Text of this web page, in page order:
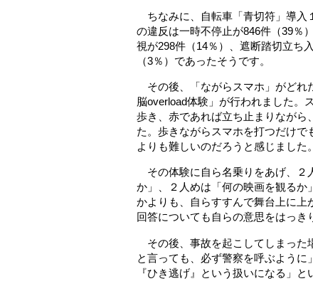
ちなみに、自転車「青切符」導入
の違反は一時不停止が846件（39％
視が298件（14％）、遮断踏切立ち
（3％）であったそうです。
その後、「ながらスマホ」がどれ
脳overload体験」が行われました。
歩き、赤であれば立ち止まりながら
た。歩きながらスマホを打つだけ
よりも難しいのだろうと感じました。
その体験に自ら名乗りをあげ、２
か」、２人めは「何の映画を観るか
かよりも、自らすすんで舞台上に上
回答についても自らの意思をはっき
その後、事故を起こしてしまった
と言っても、必ず警察を呼ぶよう
『ひき逃げ』という扱いになる」と